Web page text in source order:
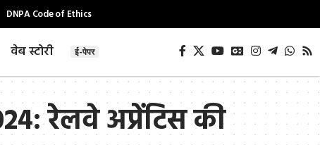
DNPA Code of Ethics
वेब स्टोरी ई-पेपर
रेलवे अप्रेंटिस की